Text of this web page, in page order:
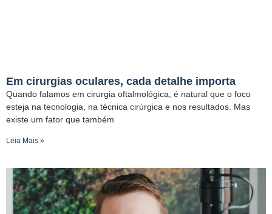
Em cirurgias oculares, cada detalhe importa
Quando falamos em cirurgia oftalmológica, é natural que o foco
esteja na tecnologia, na técnica cirúrgica e nos resultados. Mas
existe um fator que também
Leia Mais »